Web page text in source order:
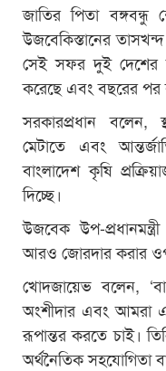
জাতির পিতা
উজবেকিস্তানের
সেই সফর দুই দেশের
করেছে এবং বছরের পর
সরকারপ্রধান বলেন,
মেটাতে এবং
বাংলাদেশ কৃষি
দিচ্ছে।
উজবেক উপ-
আরও জোরদার করার
খোদজায়েভ বলেন,
অংশীদার এবং আমরা
রূপান্তর করতে চাই।
অর্থনৈতিক সহযোগিতা